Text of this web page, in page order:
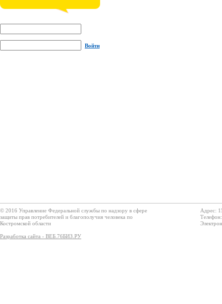
Войти
© 2016 Управление Федеральной службы по надзору в сфере
защиты прав потребителей и благополучия человека по
Костромской области
Разработка сайта - ВЕБ.76БИЗ.РУ
Адрес: